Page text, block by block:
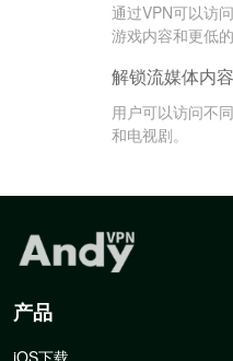
通过VPN可以访
游戏内容和更低的
解锁流媒体内容
用户可以访问不
和电视剧。
产品